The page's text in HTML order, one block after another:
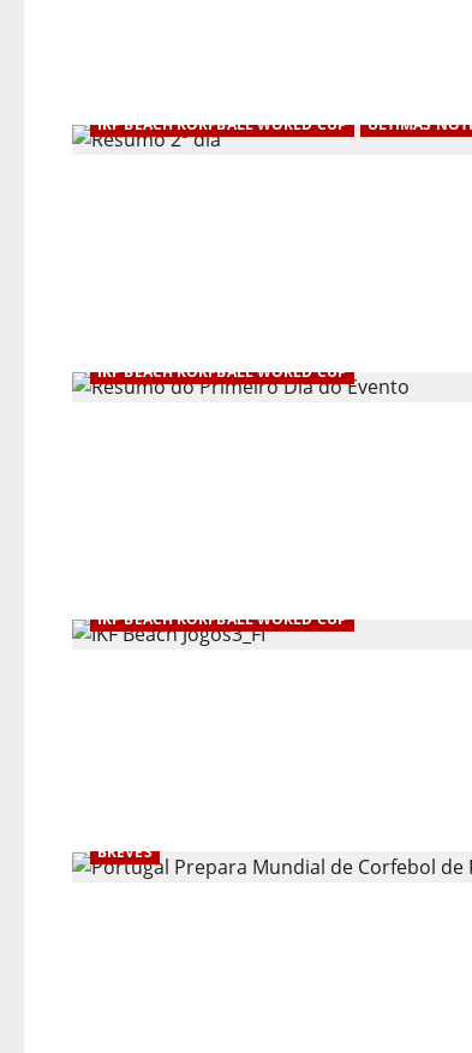
IKF BEACH KORFBALL WORLD CUP ÚLTIMAS
IKF BEACH KORFBALL WORLD CUP
IKF BEACH KORFBALL WORLD CUP
BREVES